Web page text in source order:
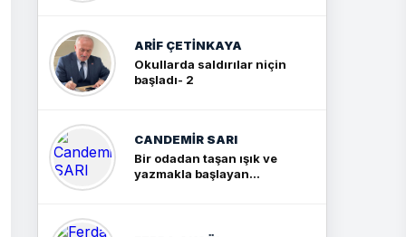
ARIF ÇETİNKAYA
Okullarda saldırılar niçin
başladı- 2
CANDEMIR SARI
Bir odadan taşan ışık ve
yazmakla başlayan